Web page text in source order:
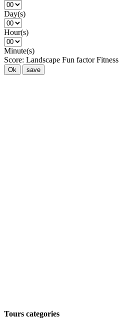
Day(s)
Hour(s)
Minute(s)
Score: Landscape Fun factor Fitness
Ok save
Tours categories